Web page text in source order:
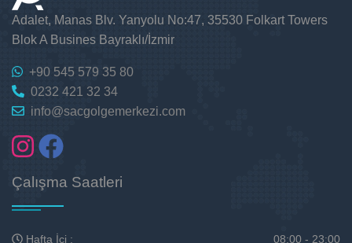
Adalet, Manas Blv. Yanyolu No:47, 35530 Folkart Towers
Blok A Busines Bayraklı/İzmir
+90 545 579 35 80
0232 421 32 34
info@sacgolgemerkezi.com
Çalışma Saatleri
Hafta İçi : 08:00 - 23:00